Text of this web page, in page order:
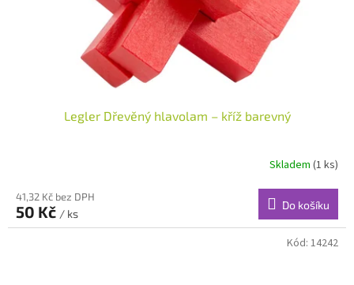
Legler Dřevěný hlavolam – kříž barevný
Skladem (1 ks)
41,32 Kč bez DPH
50 Kč / ks
Do košíku
Kód: 14242